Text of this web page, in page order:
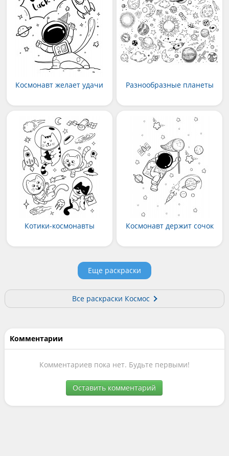
Космонавт желает удачи Разнообразные планеты
Котики-космонавты Космонавт держит сочок
Еще раскраски
Все раскраски Космос
Комментарии
Комментариев пока нет. Будьте первыми!
Оставить комментарий